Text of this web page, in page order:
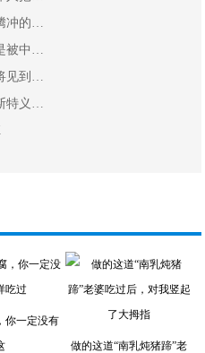
你一定没有
做的这道“南乳炖猪蹄”老